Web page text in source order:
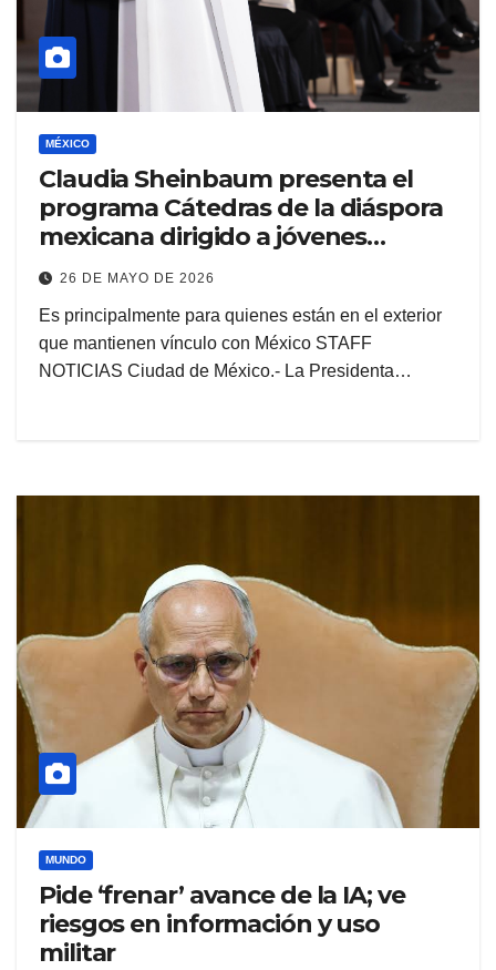
MÉXICO
Claudia Sheinbaum presenta el
programa Cátedras de la diáspora
mexicana dirigido a jóvenes
investigadores
26 DE MAYO DE 2026
Es principalmente para quienes están en el exterior
que mantienen vínculo con México STAFF
NOTICIAS Ciudad de México.- La Presidenta…
MUNDO
Pide ‘frenar’ avance de la IA; ve
riesgos en información y uso
militar